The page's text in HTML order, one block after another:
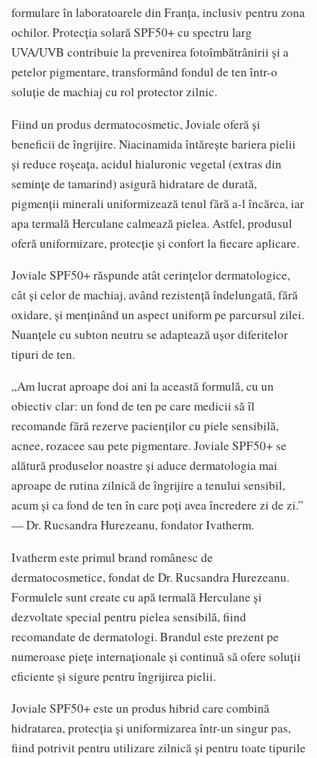
formulare în laboratoarele din Franța, inclusiv pentru zona
ochilor. Protecția solară SPF50+ cu spectru larg
UVA/UVB contribuie la prevenirea fotoîmbătrânirii și a
petelor pigmentare, transformând fondul de ten într-o
soluție de machiaj cu rol protector zilnic.
Fiind un produs dermatocosmetic, Joviale oferă și
beneficii de îngrijire. Niacinamida întărește bariera pielii
și reduce roșeața, acidul hialuronic vegetal (extras din
semințe de tamarind) asigură hidratare de durată,
pigmenții minerali uniformizează tenul fără a-l încărca, iar
apa termală Herculane calmează pielea. Astfel, produsul
oferă uniformizare, protecție și confort la fiecare aplicare.
Joviale SPF50+ răspunde atât cerințelor dermatologice,
cât și celor de machiaj, având rezistență îndelungată, fără
oxidare, și menținând un aspect uniform pe parcursul zilei.
Nuanțele cu subton neutru se adaptează ușor diferitelor
tipuri de ten.
„Am lucrat aproape doi ani la această formulă, cu un
obiectiv clar: un fond de ten pe care medicii să îl
recomande fără rezerve pacienților cu piele sensibilă,
acnee, rozacee sau pete pigmentare. Joviale SPF50+ se
alătură produselor noastre și aduce dermatologia mai
aproape de rutina zilnică de îngrijire a tenului sensibil,
acum și ca fond de ten în care poți avea încredere zi de zi.”
— Dr. Rucsandra Hurezeanu, fondator Ivatherm.
Ivatherm este primul brand românesc de
dermatocosmetice, fondat de Dr. Rucsandra Hurezeanu.
Formulele sunt create cu apă termală Herculane și
dezvoltate special pentru pielea sensibilă, fiind
recomandate de dermatologi. Brandul este prezent pe
numeroase piețe internaționale și continuă să ofere soluții
eficiente și sigure pentru îngrijirea pielii.
Joviale SPF50+ este un produs hibrid care combină
hidratarea, protecția și uniformizarea într-un singur pas,
fiind potrivit pentru utilizare zilnică și pentru toate tipurile